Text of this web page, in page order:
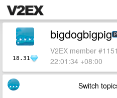
18.31
bigdogbigpig
V2EX member
22:01:34 +08:00
Switch